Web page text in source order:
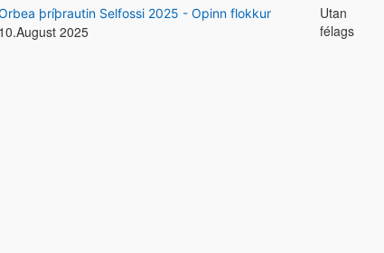
þríþrautin Selfossi 2025 - Opinn flokkur
10.August 2025
Utan
félags